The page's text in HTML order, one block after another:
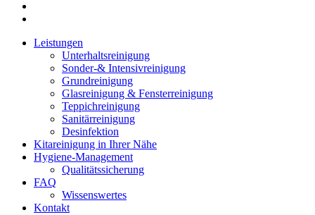
Leistungen
Unterhaltsreinigung
Sonder-& Intensivreinigung
Grundreinigung
Glasreinigung & Fensterreinigung
Teppichreinigung
Sanitärreinigung
Desinfektion
Kitareinigung in Ihrer Nähe
Hygiene-Management
Qualitätssicherung
FAQ
Wissenswertes
Kontakt